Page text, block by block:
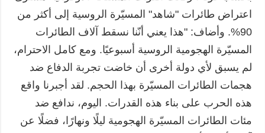
اعتراض طائرات "شاهد" المسيّرة الروسية إلى أكثر من
90%. وأضاف: "هذا يعني أنّنا نسقط آلاف الطائرات
المسيّرة الهجومية الروسية أسبوعيًا. ومع كامل الاحترام،
لم يسبق لأي دولة أخرى أن خاضت تجربة الدفاع ضد
هجمات الطائرات المسيّرة بهذا الحجم. لقد أجبرنا واقع
هذه الحرب على بناء هذه القدرات. اليوم، ندافع ضد
مئات الطائرات المسيّرة الهجومية ليلًا ونهارًا، فضلًا عن